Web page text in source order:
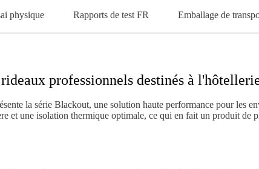
physique Rapports de test FR Emballage de
professionnels destinés à
la série Blackout, une solution haute performance pour les
et une isolation thermique optimale, ce qui en fait un produit de